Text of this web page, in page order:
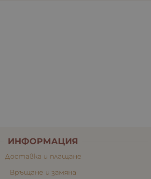
ИНФОРМАЦИЯ
Доставка и плащане
Връщане и замяна